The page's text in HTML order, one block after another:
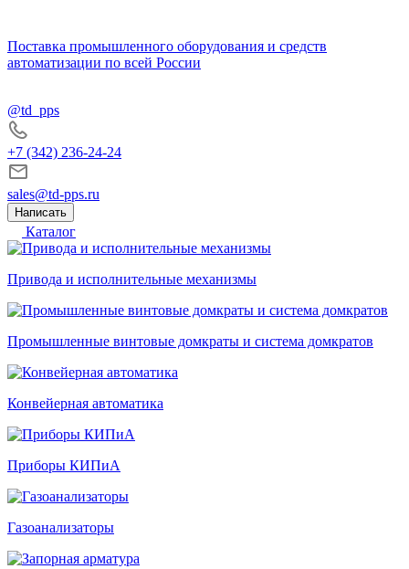
Поставка промышленного оборудования и средств
автоматизации по всей России
@td_pps
+7 (342) 236-24-24
sales@td-pps.ru
Написать
Каталог
Привода и исполнительные механизмы
Промышленные винтовые домкраты и система домкратов
Конвейерная автоматика
Приборы КИПиА
Газоанализаторы